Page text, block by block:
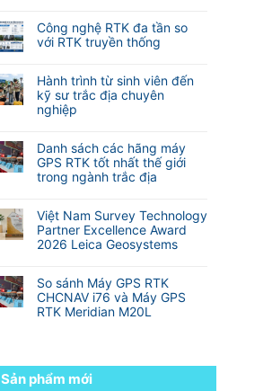
M25
và
2
Camera)
mềm
eSurvey
4.2
VN
Máy
GNSS
Chuyên
Nghiệp
Cho
Sát
Xây
Dựng
Và
Hình
có
bình
luận
Top
10
hãng
sản
máy
GNSS
RTK
nhất
thế
giới
Công nghệ RTK đa tần so
với RTK truyền thống
có
bình
luận
ở
nghệ
RTK
đa
với
RTK
truyền
Hành trình từ sinh viên đến
kỹ sư trắc địa chuyên
nghiệp
có
bình
luận
ở
trình
từ
sinh
kỹ
sư
trắc
Danh sách các hãng máy
GPS RTK tốt nhất thế giới
trong ngành trắc địa
có
bình
luận
ở
sách
các
hãng
tốt
nhất
Việt Nam Survey Technology
Partner Excellence Award
2026 Leica Geosystems
có
bình
luận
ở
Survey
Technology
So sánh Máy GPS RTK
CHCNAV i76 và Máy GPS
RTK Meridian M20L
luận
ở
Sản phẩm mới